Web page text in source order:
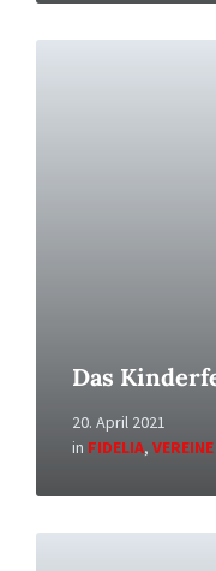
Das
20. April 2021
in FIDELIA, VEREINE